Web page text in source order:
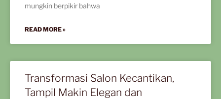
mungkin berpikir bahwa
READ MORE »
Transformasi Salon Kecantikan,
Tampil Makin Elegan dan